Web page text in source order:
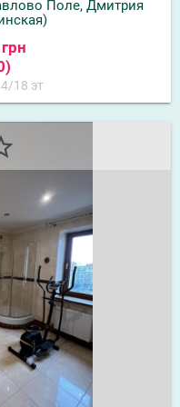
Поле, Дмитрия
18 эт